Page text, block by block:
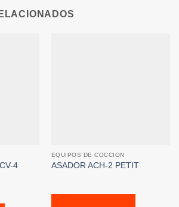
4
EQUIPOS DE COCCION
ASADOR ACH-2 PETIT